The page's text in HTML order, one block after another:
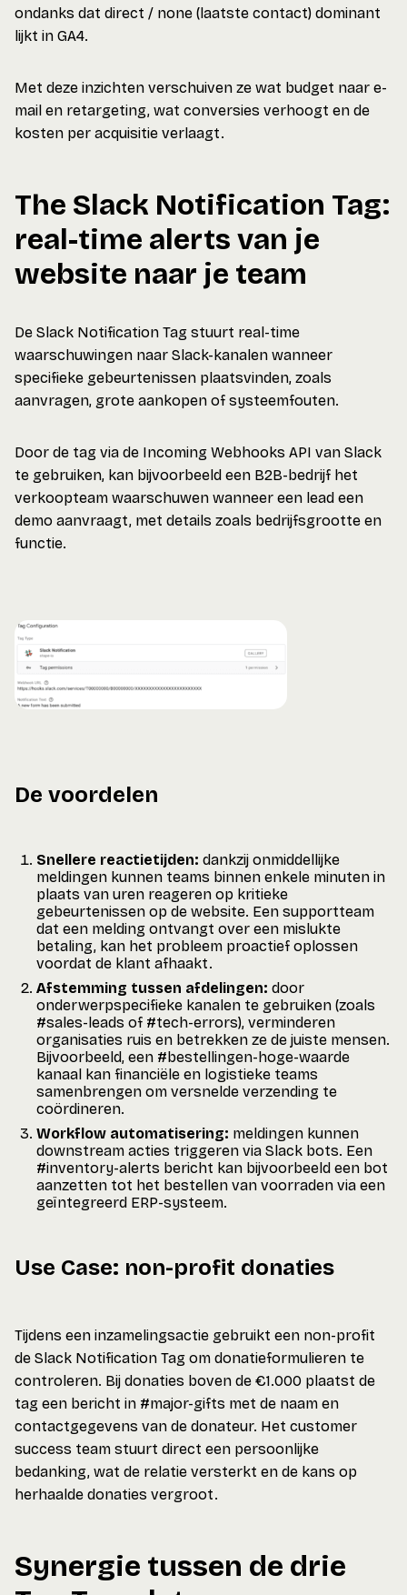
ondanks dat direct / none (laatste contact) dominant
lijkt in GA4.
Met deze inzichten verschuiven ze wat budget naar e-
mail en retargeting, wat conversies verhoogt en de
kosten per acquisitie verlaagt.
The Slack Notification Tag:
real-time alerts van je
website naar je team
De Slack Notification Tag stuurt real-time
waarschuwingen naar Slack-kanalen wanneer
specifieke gebeurtenissen plaatsvinden, zoals
aanvragen, grote aankopen of systeemfouten.
Door de tag via de Incoming Webhooks API van Slack
te gebruiken, kan bijvoorbeeld een B2B-bedrijf het
verkoopteam waarschuwen wanneer een lead een
demo aanvraagt, met details zoals bedrijfsgrootte en
functie.
De voordelen
Snellere reactietijden: dankzij onmiddellijke
meldingen kunnen teams binnen enkele minuten in
plaats van uren reageren op kritieke
gebeurtenissen op de website. Een supportteam
dat een melding ontvangt over een mislukte
betaling, kan het probleem proactief oplossen
voordat de klant afhaakt.
Afstemming tussen afdelingen: door
onderwerpspecifieke kanalen te gebruiken (zoals
#sales-leads of #tech-errors), verminderen
organisaties ruis en betrekken ze de juiste mensen.
Bijvoorbeeld, een #bestellingen-hoge-waarde
kanaal kan financiële en logistieke teams
samenbrengen om versnelde verzending te
coördineren.
Workflow automatisering: meldingen kunnen
downstream acties triggeren via Slack bots. Een
#inventory-alerts bericht kan bijvoorbeeld een bot
aanzetten tot het bestellen van voorraden via een
geïntegreerd ERP-systeem.
Use Case: non-profit donaties
Tijdens een inzamelingsactie gebruikt een non-profit
de Slack Notification Tag om donatieformulieren te
controleren. Bij donaties boven de €1.000 plaatst de
tag een bericht in #major-gifts met de naam en
contactgegevens van de donateur. Het customer
success team stuurt direct een persoonlijke
bedanking, wat de relatie versterkt en de kans op
herhaalde donaties vergroot.
Synergie tussen de drie